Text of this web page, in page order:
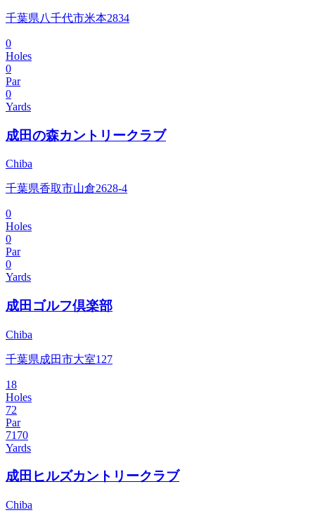
千葉県八千代市米本2834
0
Holes
0
Par
0
Yards
成田の森カントリークラブ
Chiba
千葉県香取市山倉2628-4
0
Holes
0
Par
0
Yards
成田ゴルフ倶楽部
Chiba
千葉県成田市大室127
18
Holes
72
Par
7170
Yards
成田ヒルズカントリークラブ
Chiba